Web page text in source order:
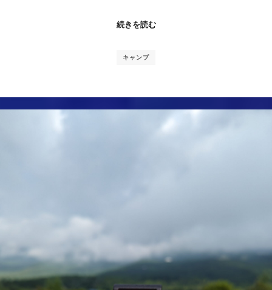
続きを読む
キャンプ